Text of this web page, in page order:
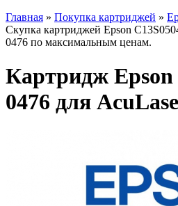
Главная » Покупка картриджей »
Скупка картриджей Epson
0476 по максимальным ценам.
Картридж Epson
0476 для